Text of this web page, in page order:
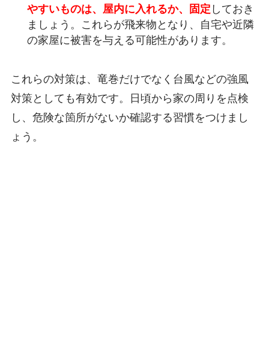
やすいものは、屋内に入れるか、固定 しておき
ましょう。これらが飛来物となり、自宅や近隣
の家屋に被害を与える可能性があります。
これらの対策は、竜巻だけでなく台風などの強風
対策としても有効です。日頃から家の周りを点検
し、危険な箇所がないか確認する習慣をつけまし
ょう。